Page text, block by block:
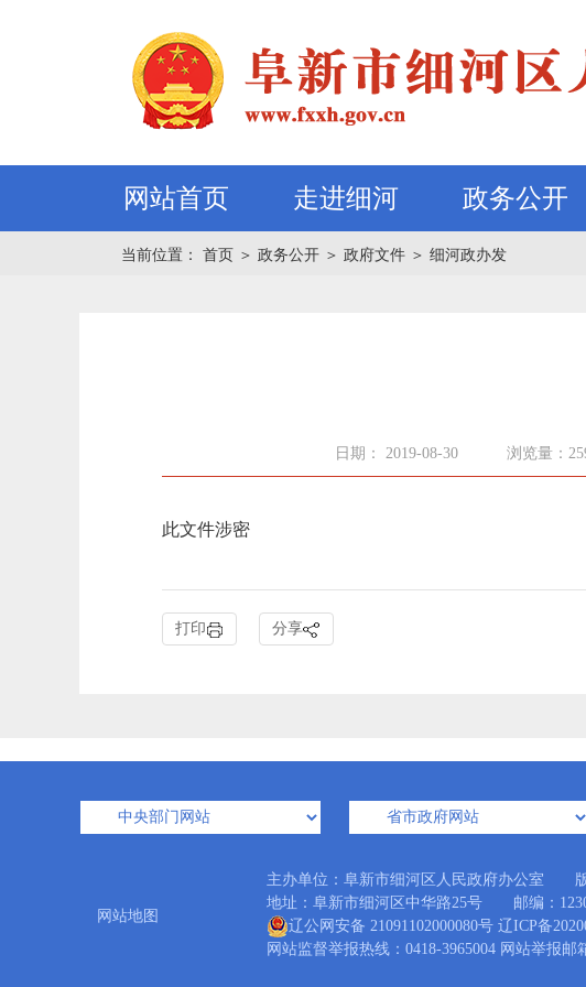
网站首页 走进细河 政务公开
当前位置： 首页 ＞ 政务公开 ＞ 政府文件 ＞ 细河政办发
日期： 2019-08-30 浏览量：
此文件涉密
打印 分享
网站地图
主办单位：阜新市细河区人民政府办公室
地址：阜新市细河区中华路25号 邮编：
辽公网安备 21091102000080号 辽ICP备
网站监督举报热线：0418-3965004 网站举报邮